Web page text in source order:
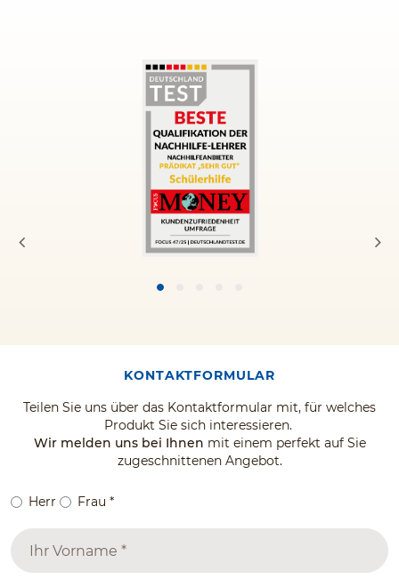
KONTAKTFORMULAR
Teilen Sie uns über das Kontaktformular mit, für welches
Produkt Sie sich interessieren.
Wir melden uns bei Ihnen mit einem perfekt auf Sie
zugeschnittenen Angebot.
Herr Frau *